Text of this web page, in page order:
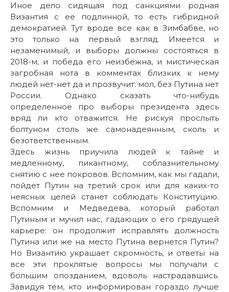
Иное дело сидящая под санкциями родная
Византия с ее подлинной, то есть гибридной
демократией. Тут вроде все как в Зимбабве, но
это только на первый взгляд. Имеется и
незаменимый, и выборы должны состояться в
2018-м, и победа его неизбежна, и мистическая
загробная нота в комментах близких к нему
людей нет-нет да и прозвучит: мол, без Путина нет
России. Однако сказать что-нибудь
определенное про выборы президента здесь
вряд ли кто отважится. Не рискуя прослыть
болтуном столь же самонадеянным, сколь и
безответственным.
Здесь жизнь приучила людей к тайне и
медленному, пикантному, соблазнительному
снятию с нее покровов. Вспомним, как мы гадали,
пойдет Путин на третий срок или для каких-то
неясных целей станет соблюдать Конституцию.
Вспомним и Медведева, который работал
Путиным и мучил нас, гадающих о его грядущей
карьере: он продолжит исправлять должность
Путина или же на место Путина вернется Путин?
Но Византию украшает скромность, и ответы на
все эти проклятые вопросы мы получали с
большим опозданием, вдоволь настрадавшись.
Завидуя тем, кто информирован гораздо лучше